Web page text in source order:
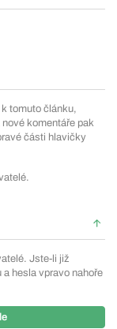
tomuto článku,
komentáře pak
části hlavičky
Jste-li již
hesla vpravo nahoře